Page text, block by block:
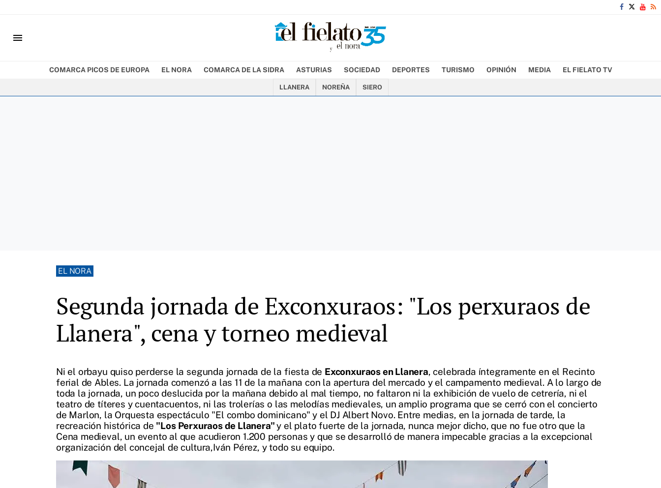
menu
COMARCA PICOS DE EUROPA EL NORA COMARCA DE LA SIDRA ASTURIAS SOCIEDAD DEPORTES TURISMO OPINIÓN MEDIA EL FIELATO TV
LLANERA NOREÑA SIERO
EL NORA
Segunda jornada de Exconxuraos: "Los perxuraos de
Llanera", cena y torneo medieval
Ni el orbayu quiso perderse la segunda jornada de la fiesta de Exconxuraos en Llanera, celebrada íntegramente en el Recinto
ferial de Ables. La jornada comenzó a las 11 de la mañana con la apertura del mercado y el campamento medieval. A lo largo de
toda la jornada, un poco deslucida por la mañana debido al mal tiempo, no faltaron ni la exhibición de vuelo de cetrería, ni el
teatro de títeres y cuentacuentos, ni las trolerías o las melodías medievales, un amplio programa que se cerró con el concierto
de Marlon, la Orquesta espectáculo "El combo dominicano" y el DJ Albert Novo. Entre medias, en la jornada de tarde, la
recreación histórica de "Los Perxuraos de Llanera"y el plato fuerte de la jornada, nunca mejor dicho, que no fue otro que la
Cena medieval, un evento al que acudieron 1.200 personas y que se desarrolló de manera impecable gracias a la excepcional
organización del concejal de cultura,Iván Pérez, y todo su equipo.